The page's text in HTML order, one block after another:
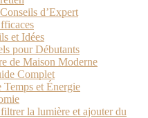
d’Expert
et Idées
pour Débutants
de Maison Moderne
Complet
et Énergie
la lumière et ajouter du